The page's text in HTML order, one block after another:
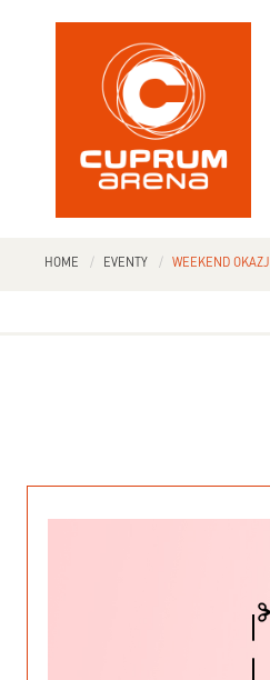
HOME EVENTY WEEKEND OKAZJI